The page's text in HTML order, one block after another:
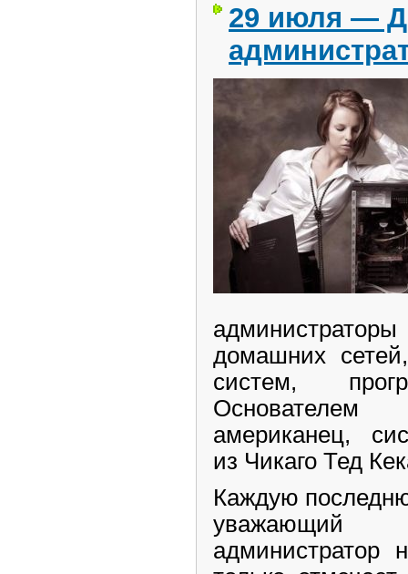
29 июля —
домашних
систем,
Основателем
американец,
из Чикаго Тед
Каждую
уважающий